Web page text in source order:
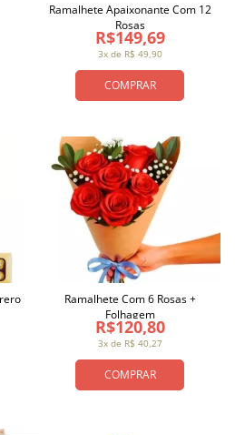
COMPRAR
3x de R$ 49,90
R$149,69
Ramalhete Apaixonante Com 12
Rosas
COMPRAR
3x de R$ 40,27
R$120,80
Ramalhete Com 6 Rosas +
Folhagem